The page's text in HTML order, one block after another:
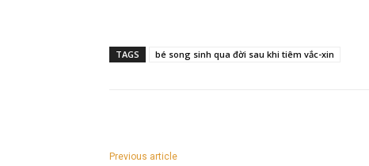
TAGS bé song sinh qua đời sau khi tiêm vắc-xin
Previous article